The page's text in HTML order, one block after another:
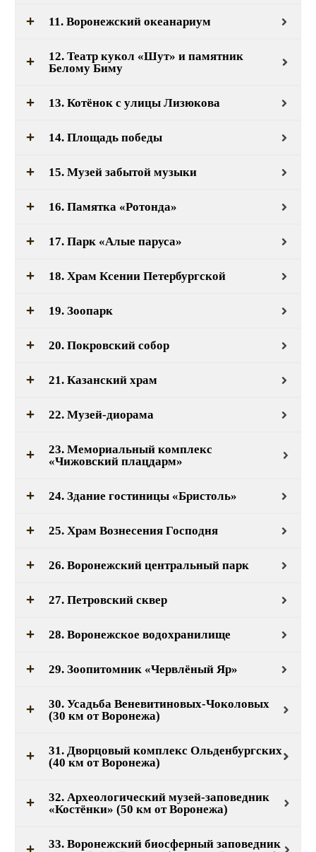
11. Воронежский океанариум
12. Театр кукол «Шут» и памятник
Белому Биму
13. Котёнок с улицы Лизюкова
14. Площадь победы
15. Музей забытой музыки
16. Памятка «Ротонда»
17. Парк «Алые паруса»
18. Храм Ксении Петербургской
19. Зоопарк
20. Покровский собор
21. Казанский храм
22. Музей-диорама
23. Мемориальный комплекс
«Чижовский плацдарм»
24. Здание гостиницы «Бристоль»
25. Храм Вознесения Господня
26. Воронежский центральный парк
27. Петровский сквер
28. Воронежское водохранилище
29. Зоопитомник «Червлёный Яр»
30. Усадьба Веневитиновых-Чоколовых
(30 км от Воронежа)
31. Дворцовый комплекс Ольденбургских
(40 км от Воронежа)
32. Археологический музей-заповедник
«Костёнки» (50 км от Воронежа)
33. Воронежский биосферный заповедник